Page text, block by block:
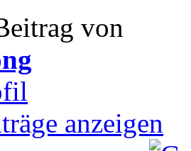
von
anzeigen